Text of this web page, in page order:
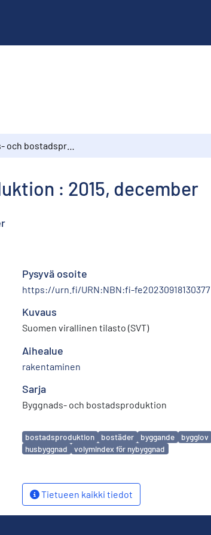
: 2015, december
Pysyvä osoite
https://urn.fi/URN:NBN:fi-fe20230918130377
Kuvaus
Suomen virallinen tilasto (SVT)
Aihealue
rakentaminen
Sarja
Byggnads- och bostadsproduktion
Avainsanat
bostadsproduktion bostäder byggande bygglov
husbyggnad
volymindex för nybyggnad
Tietueen kaikki tiedot